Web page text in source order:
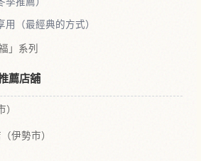
（最經典的方式）
」系列
薦店舖
伊勢市）